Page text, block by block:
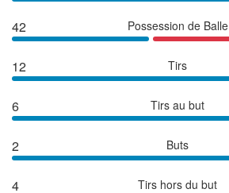
42 Possession de Balle
12 Tirs
6 Tirs au but
2 Buts
4 Tirs hors du but